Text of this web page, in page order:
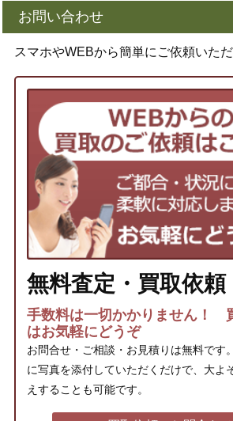
お問い合わせ
スマホやWEBから簡単にご依頼いた
無料査定・買取依頼
手数料は一切かかりません！
はお気軽にどうぞ
お問合せ・ご相談・お見積りは無料です
に写真を添付していただくだけで、大よ
えすることも可能です。